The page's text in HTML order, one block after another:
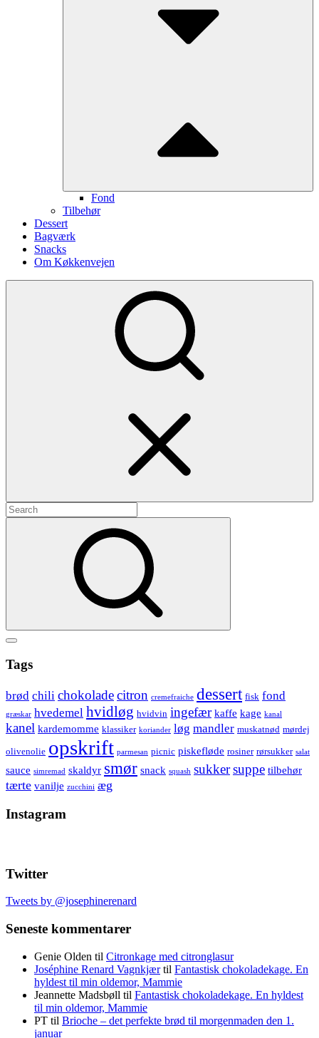
Fond
Tilbehør
Dessert
Bagværk
Snacks
Om Køkkenvejen
Search
for:
Show
sidebar
Header
Wrapper
Tags
brød chili chokoladecitron cremefraiche dessert fisk fond
græskar hvedemel hvidløg hvidvin ingefær kaffe kage kanal
kanel kardemomme klassiker koriander løg mandler muskatnød mørdej
olivenolie opskrift parmesan picnic piskefløde rosiner rørsukker salat
sauce simremad skaldyr smør snack squash sukkersuppe tilbehør
tærte vanilje zucchini æg
Instagram
Twitter
Tweets by @josephinerenard
Seneste kommentarer
Genie Olden til Citronkage med citronglasur
Joséphine Renard Vagnkjærtil Fantastisk chokoladekage. En
hyldest til min oldemor, Mammie
Jeannette Madsbøll til Fantastisk chokoladekage. En hyldest
til min oldemor, Mammie
PT til Brioche – det perfekte brød til morgenmaden den 1.
januar